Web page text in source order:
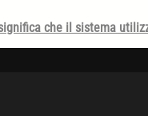
che il sistema